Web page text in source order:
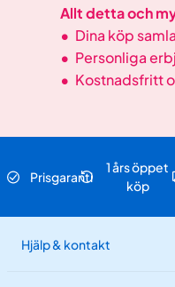
Allt detta och
• Dina köp
• Personliga
• Kostnadsfritt
Prisgaranti
1 års öppet
köp
Hjälp & kontakt